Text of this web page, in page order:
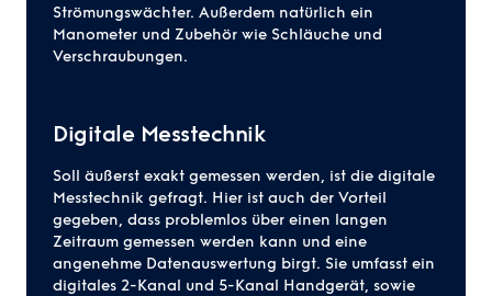
Strömungswächter. Außerdem natürlich ein
Manometer und Zubehör wie Schläuche und
Verschraubungen.
Digitale Messtechnik
Soll äußerst exakt gemessen werden, ist die digitale
Messtechnik gefragt. Hier ist auch der Vorteil
gegeben, dass problemlos über einen langen
Zeitraum gemessen werden kann und eine
angenehme Datenauswertung birgt. Sie umfasst ein
digitales 2-Kanal und 5-Kanal Handgerät, sowie